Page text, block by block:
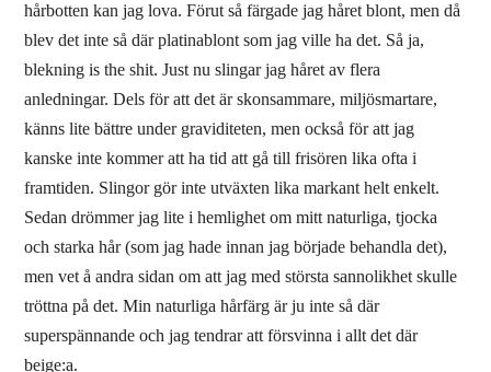
hårbotten kan jag lova. Förut så färgade jag håret blont, men då
blev det inte så där platinablont som jag ville ha det. Så ja,
blekning is the shit. Just nu slingar jag håret av flera
anledningar. Dels för att det är skonsammare, miljösmartare,
känns lite bättre under graviditeten, men också för att jag
kanske inte kommer att ha tid att gå till frisören lika ofta i
framtiden. Slingor gör inte utväxten lika markant helt enkelt.
Sedan drömmer jag lite i hemlighet om mitt naturliga, tjocka
och starka hår (som jag hade innan jag började behandla det),
men vet å andra sidan om att jag med största sannolikhet skulle
tröttna på det. Min naturliga hårfärg är ju inte så där
superspännande och jag tendrar att försvinna i allt det där
beige:a.